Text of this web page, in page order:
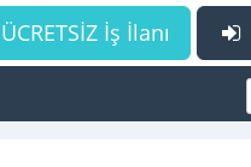
İş İlanı